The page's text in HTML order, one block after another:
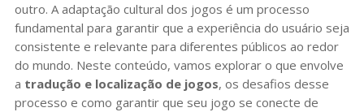
outro. A adaptação cultural dos jogos é um processo
fundamental para garantir que a experiência do usuário seja
consistente e relevante para diferentes públicos ao redor
do mundo. Neste conteúdo, vamos explorar o que envolve
a tradução e localização de jogos, os desafios desse
processo e como garantir que seu jogo se conecte de